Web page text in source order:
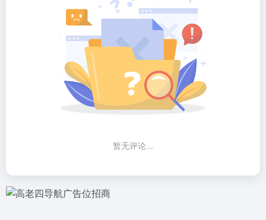
暂无评论...